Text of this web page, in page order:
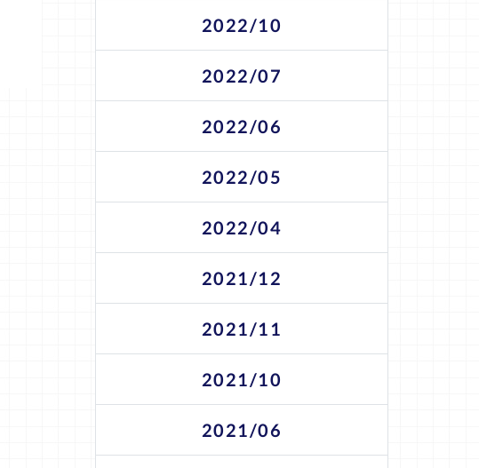
2022/10
2022/07
2022/06
2022/05
2022/04
2021/12
2021/11
2021/10
2021/06